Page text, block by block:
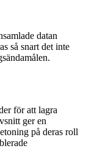
datan
så snart det inte
för att lagra
ger en
på deras roll